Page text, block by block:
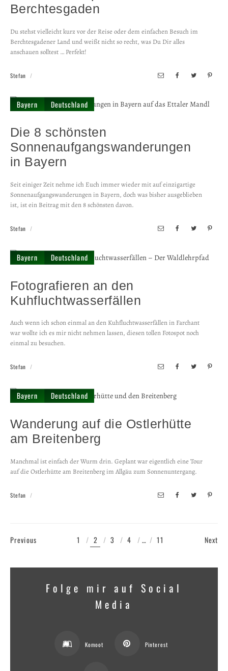
Berchtesgaden
Du stehst vielleicht kurz vor der Reise oder dem einfachen Besuch im
Berchtesgadener Land und weißt nicht so recht, was Du Dir alles
anschauen solltest … Perfekt!
Stefan
Bayern Deutschland
Die 8 schönsten
Sonnenaufgangs­wanderungen
in Bayern
Seit einiger Zeit nehme ich Euch immer wieder mit auf einzigartige
Sonnenaufgangswanderungen in Bayern, doch was bisher ausgeblieben
ist, ist ein Beitrag mit den 8 schönsten davon.
Stefan
Bayern Deutschland
Fotografieren an den
Kuhfluchtwasserfällen
Auch wenn ich schon einmal an den Kuhfluchtwasserfällen in Farchant
war wollte ich es mir nicht nehmen lassen, diesen tollen Fotospot noch
einmal zu besuchen.
Stefan
Bayern Deutschland
Wanderung auf die Ostlerhütte
am Breitenberg
Manchmal ist einfach der Wurm drin. Geplant war eigentlich eine Tour
auf die Ostlerhütte am Breitenberg im Allgäu zum Sonnenuntergang.
Stefan
Previous 1 2 3 4 … 11 Next
Folge mir auf Social
Media
Komoot Pinterest